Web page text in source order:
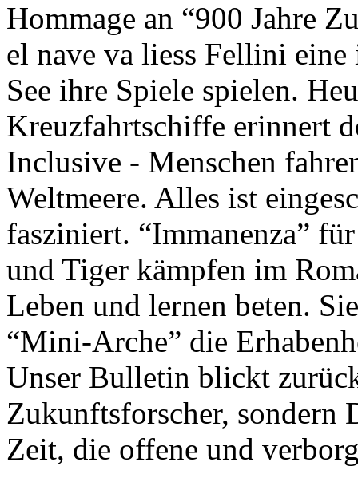
Hommage an “900 Jahre
el nave va liess Fellini
See ihre Spiele spielen.
Kreuzfahrtschiffe erinnert
Inclusive - Menschen
Weltmeere. Alles ist
fasziniert. “Immanenza”
und Tiger kämpfen im
Leben und lernen beten.
“Mini-Arche” die
Unser Bulletin blickt
Zukunftsforscher, sondern
Zeit, die offene und